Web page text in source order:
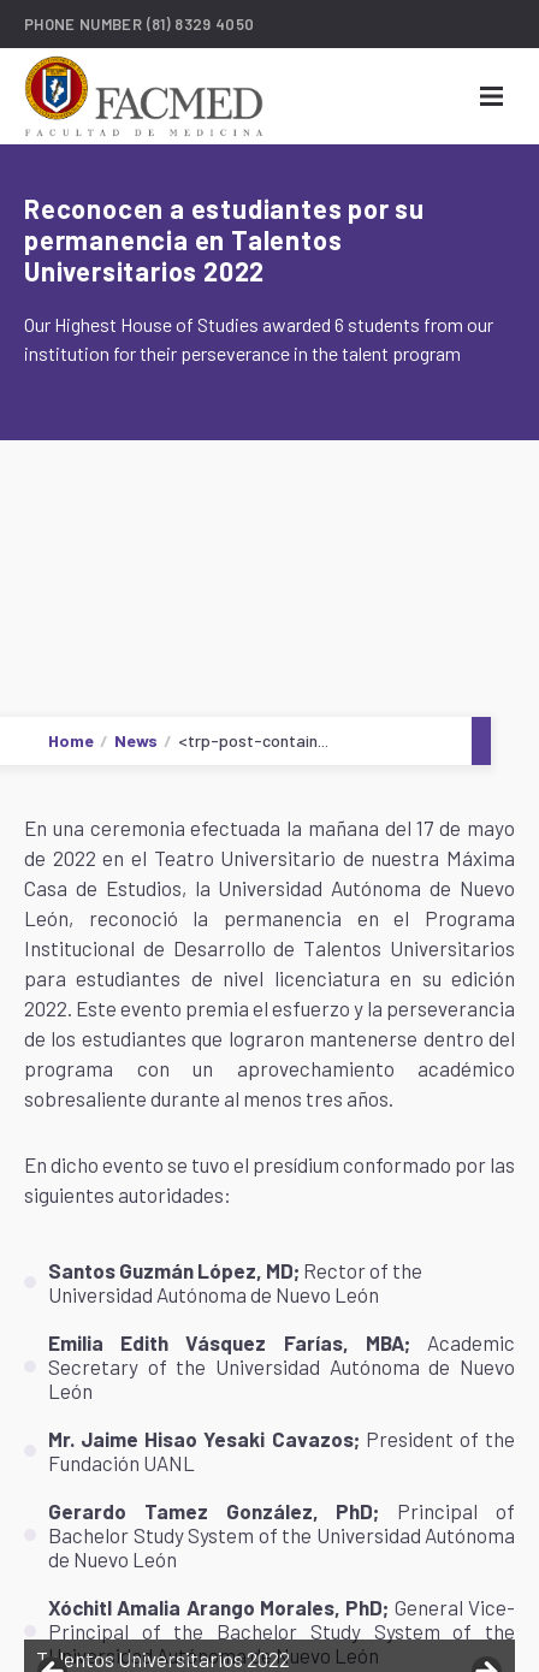
PHONE NUMBER (81) 8329 4050
Reconocen a estudiantes por su
permanencia en Talentos
Universitarios 2022
Our Highest House of Studies awarded 6 students from our
institution for their perseverance in the talent program
Home News <trp-post-contain...
En una ceremonia efectuada la mañana del 17 de mayo
de 2022 en el Teatro Universitario de nuestra Máxima
Casa de Estudios, la Universidad Autónoma de Nuevo
León, reconoció la permanencia en el Programa
Institucional de Desarrollo de Talentos Universitarios
para estudiantes de nivel licenciatura en su edición
2022. Este evento premia el esfuerzo y la perseverancia
de los estudiantes que lograron mantenerse dentro del
programa con un aprovechamiento académico
sobresaliente durante al menos tres años.
En dicho evento se tuvo el presídium conformado por las
siguientes autoridades:
Santos Guzmán López, MD; Rector of the
Universidad Autónoma de Nuevo León
Emilia Edith Vásquez Farías, MBA; Academic
Secretary of the Universidad Autónoma de Nuevo
León
Mr. Jaime Hisao Yesaki Cavazos; President of the
Fundación UANL
Gerardo Tamez González, PhD; Principal of
Bachelor Study System of the Universidad Autónoma
de Nuevo León
Xóchitl Amalia Arango Morales, PhD; General Vice-
Principal of the Bachelor Study System of the
Universidad Autónoma de Nuevo León
Talentos Universitarios 2022